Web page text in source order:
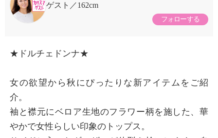
ゲスト
162cm
フォローする
★ドルチェドンナ★
女の欲望から秋にぴったりな新アイテムをご紹
介。
袖と襟元にベロア生地のフラワー柄を施した、華
やかで女性らしい印象のトップス。